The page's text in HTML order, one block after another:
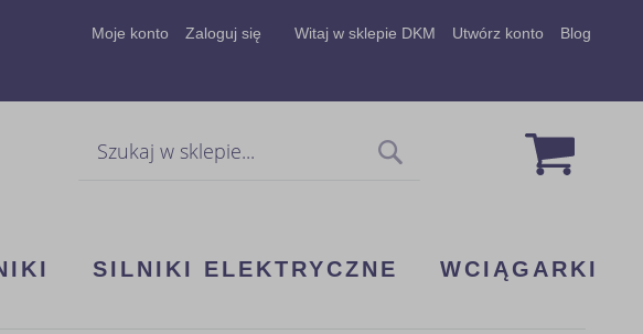
Moje konto Zaloguj się Witaj w sklepie DKM Utwórz konto Blog
Mój
SILNIKI ELEKTRYCZNE WCIĄGARKI